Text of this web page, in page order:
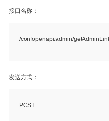
接口名称：
/confopenapi/admin/
发送方式：
POST